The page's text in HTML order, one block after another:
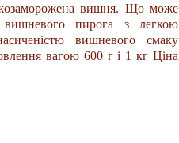
вишня. Що може
вишневого пирога з легкою
вишневого смаку
вагою 600 г і 1 кг Ціна